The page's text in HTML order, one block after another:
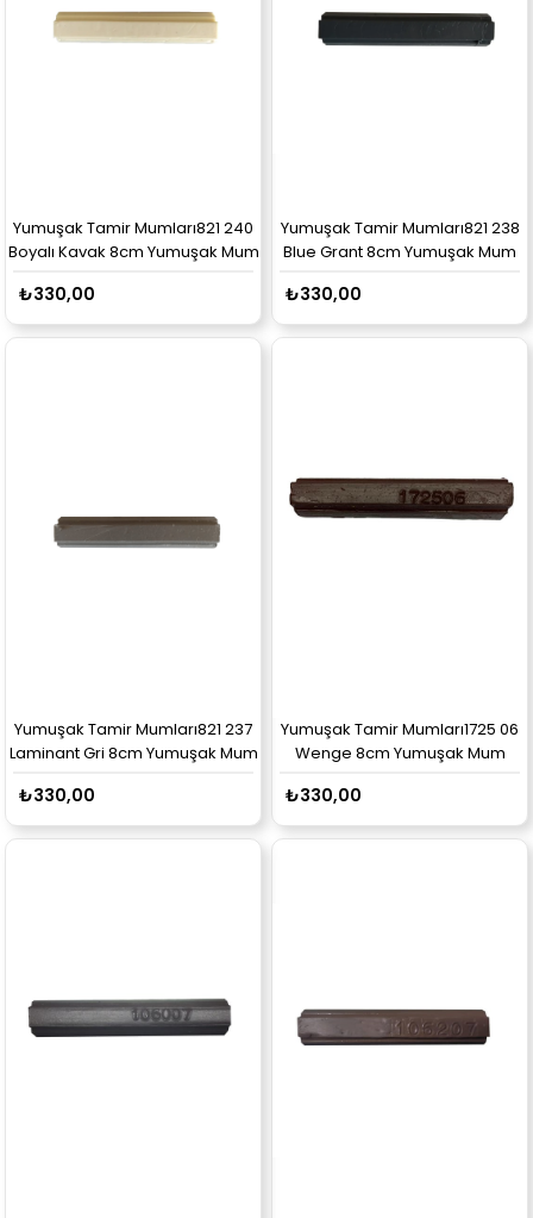
Yumuşak Tamir Mumları821 240
Boyalı Kavak 8cm Yumuşak Mum
₺330,00
Yumuşak Tamir Mumları821 238
Blue Grant 8cm Yumuşak Mum
₺330,00
Yumuşak Tamir Mumları821 237
Laminant Gri 8cm Yumuşak Mum
₺330,00
Yumuşak Tamir Mumları1725 06
Wenge 8cm Yumuşak Mum
₺330,00